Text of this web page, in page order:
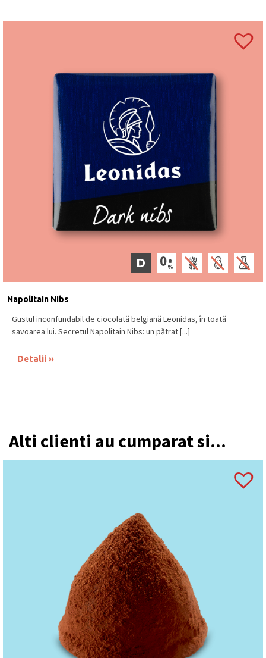
D
Napolitain Nibs
Gustul inconfundabil de ciocolată belgiană Leonidas, în toată
savoarea lui. Secretul Napolitain Nibs: un pătrat [...]
Detalii
Alti clienti au cumparat si...